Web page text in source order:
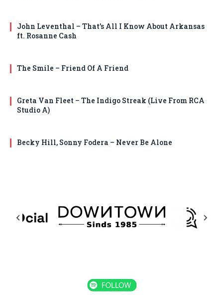
John Leventhal – That’s All I Know About Arkansas
ft. Rosanne Cash
The Smile – Friend Of A Friend
Greta Van Fleet – The Indigo Streak (Live From RCA
Studio A)
Becky Hill, Sonny Fodera – Never Be Alone